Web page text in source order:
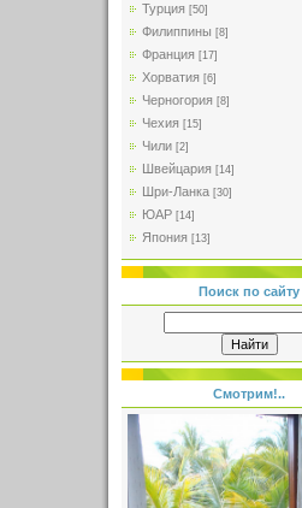
Турция [50]
Филиппины [8]
Франция [17]
Хорватия [6]
Черногория [8]
Чехия [15]
Чили [2]
Швейцария [14]
Шри-Ланка [30]
ЮАР [14]
Япония [13]
Поиск по сайту
Смотрим!..